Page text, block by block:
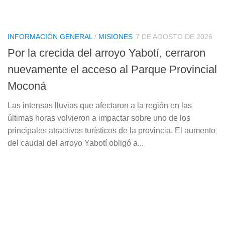
INFORMACIÓN GENERAL / MISIONES 7 DE AGOSTO DE 2026
Por la crecida del arroyo Yabotí, cerraron
nuevamente el acceso al Parque Provincial
Moconá
Las intensas lluvias que afectaron a la región en las
últimas horas volvieron a impactar sobre uno de los
principales atractivos turísticos de la provincia. El aumento
del caudal del arroyo Yabotí obligó a...